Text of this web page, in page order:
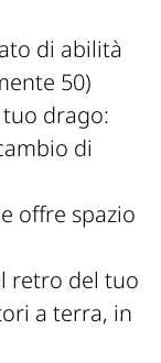
di abilità
50)
drago:
di
offre spazio
retro del tuo
a terra, in